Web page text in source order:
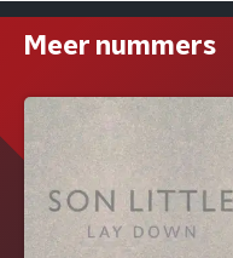
Meer nummers